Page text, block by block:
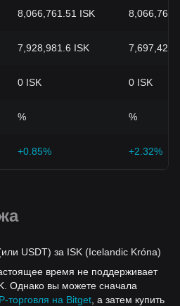
8,066,761.51 ISK
7,928,981.6 ISK
0 ISK 0 ISK
% %
+0.85% +2.32%
USDT) за ISK (Icelandic Króna)
время не поддерживает
Однако вы можете сначала
торговля на Bitget , а затем купить